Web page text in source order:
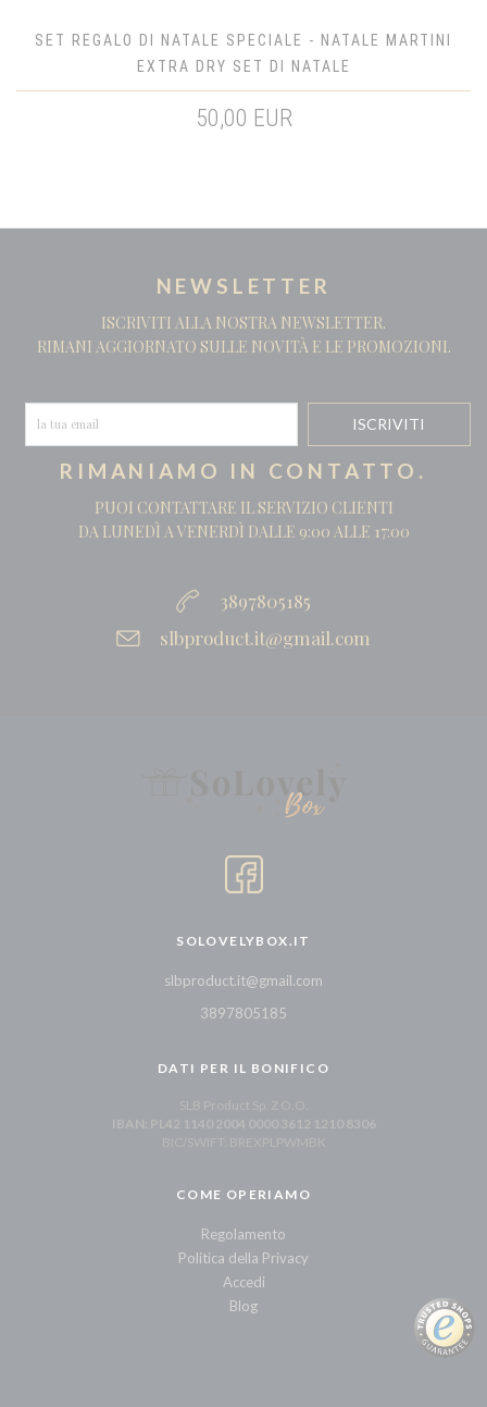
SET REGALO DI NATALE SPECIALE - NATALE MARTINI
EXTRA DRY SET DI NATALE
50,00 EUR
NEWSLETTER
ISCRIVITI ALLA NOSTRA NEWSLETTER.
RIMANI AGGIORNATO SULLE NOVITÀ E LE PROMOZIONI.
RIMANIAMO IN CONTATTO.
PUOI CONTATTARE IL SERVIZIO CLIENTI
DA LUNEDÌ A VENERDÌ DALLE 9:00 ALLE 17:00
3897805185
slbproduct.it@gmail.com
SOLOVELYBOX.IT
slbproduct.it@gmail.com
3897805185
DATI PER IL BONIFICO
SLB Product Sp. Z O.O.
IBAN: PL42 1140 2004 0000 3612 1210 8306
BIC/SWIFT: BREXPLPWMBK
COME OPERIAMO
Regolamento
Politica della Privacy
Accedi
Blog